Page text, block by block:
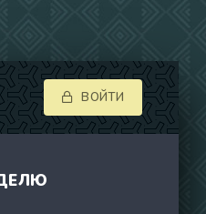
ВОЙТИ